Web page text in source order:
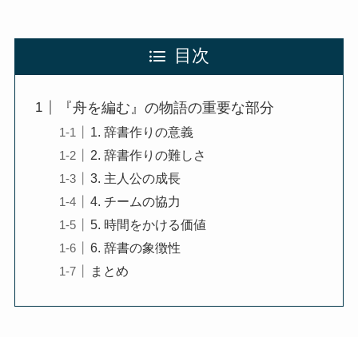
目次
『舟を編む』の物語の重要な部分
1. 辞書作りの意義
2. 辞書作りの難しさ
3. 主人公の成長
4. チームの協力
5. 時間をかける価値
6. 辞書の象徴性
まとめ